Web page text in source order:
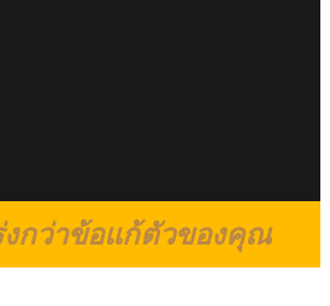
งกว่าข้อแก้ตัวของคุณ